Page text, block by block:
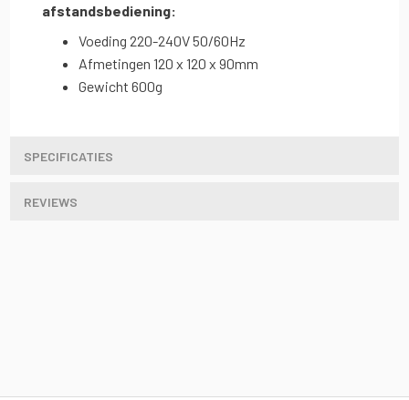
afstandsbediening:
Voeding 220-240V 50/60Hz
Afmetingen 120 x 120 x 90mm
Gewicht 600g
SPECIFICATIES
REVIEWS